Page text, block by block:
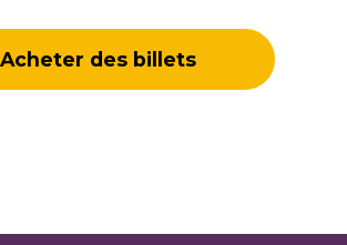
Acheter des billets